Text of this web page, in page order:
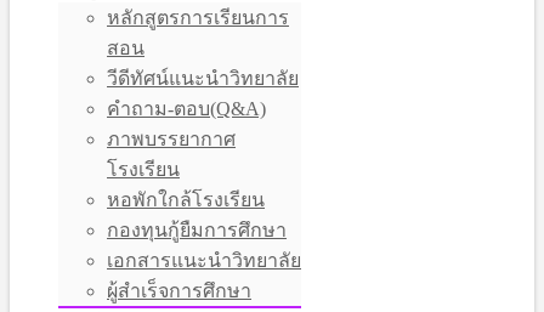
หลักสูตรการเรียนการ
สอน
วีดีทัศน์แนะนำวิทยาลัย
คำถาม-ตอบ(Q&A)
ภาพบรรยากาศ
โรงเรียน
หอพักใกล้โรงเรียน
กองทุนกู้ยืมการศึกษา
เอกสารแนะนำวิทยาลัย
ผู้สำเร็จการศึกษา